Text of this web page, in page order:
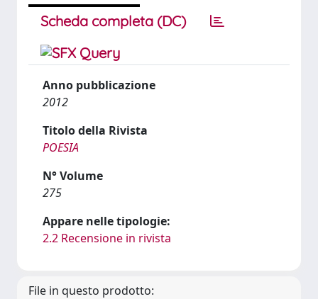
Scheda completa (DC)
Anno pubblicazione
2012
Titolo della Rivista
POESIA
N° Volume
275
Appare nelle tipologie:
2.2 Recensione in rivista
File in questo prodotto: